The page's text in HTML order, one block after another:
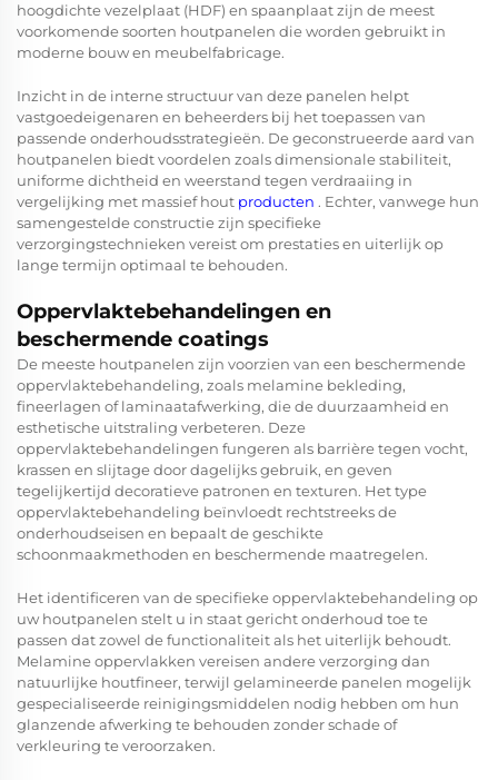
hoogdichte vezelplaat (HDF) en spaanplaat zijn de meest
voorkomende soorten houtpanelen die worden gebruikt in
moderne bouw en meubelfabricage.
Inzicht in de interne structuur van deze panelen helpt
vastgoedeigenaren en beheerders bij het toepassen van
passende onderhoudsstrategieën. De geconstrueerde aard van
houtpanelen biedt voordelen zoals dimensionale stabiliteit,
uniforme dichtheid en weerstand tegen verdraaiing in
vergelijking met massief hout producten . Echter, vanwege hun
samengestelde constructie zijn specifieke
verzorgingstechnieken vereist om prestaties en uiterlijk op
lange termijn optimaal te behouden.
Oppervlaktebehandelingen en
beschermende coatings
De meeste houtpanelen zijn voorzien van een beschermende
oppervlaktebehandeling, zoals melamine bekleding,
fineerlagen of laminaatafwerking, die de duurzaamheid en
esthetische uitstraling verbeteren. Deze
oppervlaktebehandelingen fungeren als barrière tegen vocht,
krassen en slijtage door dagelijks gebruik, en geven
tegelijkertijd decoratieve patronen en texturen. Het type
oppervlaktebehandeling beïnvloedt rechtstreeks de
onderhoudseisen en bepaalt de geschikte
schoonmaakmethoden en beschermende maatregelen.
Het identificeren van de specifieke oppervlaktebehandeling op
uw houtpanelen stelt u in staat gericht onderhoud toe te
passen dat zowel de functionaliteit als het uiterlijk behoudt.
Melamine oppervlakken vereisen andere verzorging dan
natuurlijke houtfineer, terwijl gelamineerde panelen mogelijk
gespecialiseerde reinigingsmiddelen nodig hebben om hun
glanzende afwerking te behouden zonder schade of
verkleuring te veroorzaken.